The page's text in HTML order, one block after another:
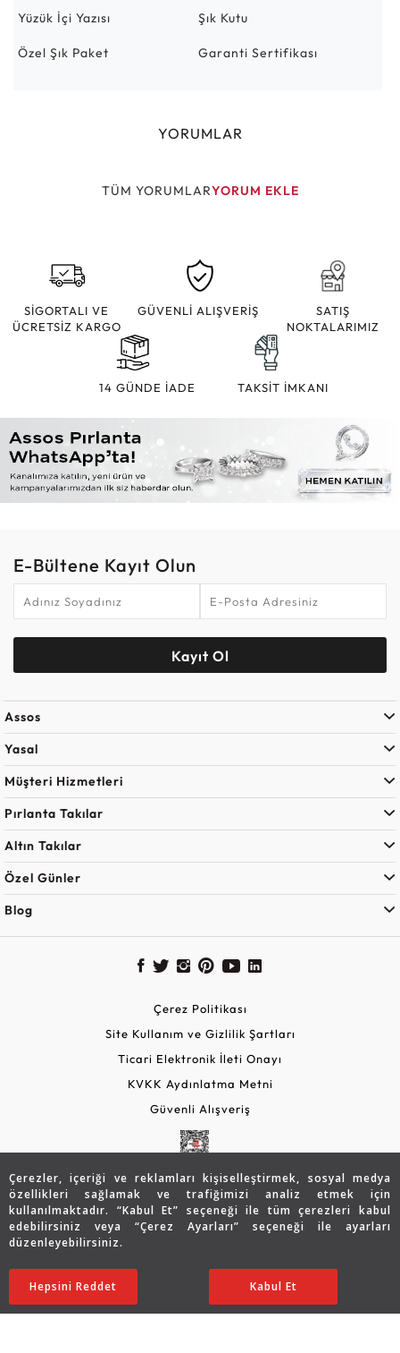
Çerezler, içeriği ve reklamları kişiselleştirmek, sosyal medya
özellikleri sağlamak ve trafiğimizi analiz etmek için
kullanılmaktadır. “Kabul Et” seçeneği ile tüm çerezleri kabul
edebilirsiniz veya “Çerez Ayarları” seçeneği ile ayarları
düzenleyebilirsiniz.
Ayarları Düzenle
Hepsini Reddet Kabul Et
52.431 TL
41.971TL
39.872 TL SATIN ALIN
Yüzük İçi Yazısı Şık Kutu
Özel Şık Paket Garanti Sertifikası
YORUMLAR
TÜM YORUMLARYORUM EKLE
SİGORTALI VE
ÜCRETSİZ KARGO
GÜVENLİ ALIŞVERİŞ
SATIŞ
NOKTALARIMIZ
14 GÜNDE İADE TAKSİT İMKANI
E-Bültene Kayıt Olun
Kayıt Ol
Assos
Yasal
Müşteri Hizmetleri
Pırlanta Takılar
Altın Takılar
Özel Günler
Blog
Çerez Politikası
Site Kullanım ve Gizlilik Şartları
Ticari Elektronik İleti Onayı
KVKK Aydınlatma Metni
Güvenli Alışveriş
Copyright © 2026 Assos Pırlanta - Bu sitenin tüm hakları